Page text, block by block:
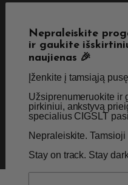
Kontaktai
SKIRTA TIK
NETURĖTUMĖTE NAUDOTI
© 2026 Visos teisės
Nepraleiskite
ir gaukite
naujienas 🎉
Įženkite į tamsiąją pusę
Užsiprenumeruokite ir
pirkiniui, ankstyvą
specialius CIGSLT
Nepraleiskite.
Stay on track. Stay